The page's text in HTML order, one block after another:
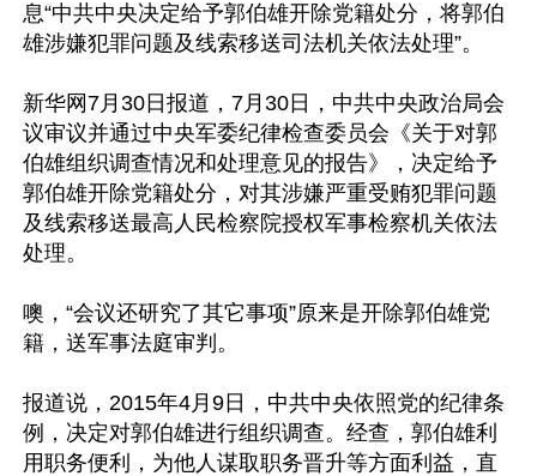
息“中共中央决定给予郭伯雄开除党籍处分，将郭伯
雄涉嫌犯罪问题及线索移送司法机关依法处理”。
新华网7月30日报道，7月30日，中共中央政治局会
议审议并通过中央军委纪律检查委员会《关于对郭
伯雄组织调查情况和处理意见的报告》，决定给予
郭伯雄开除党籍处分，对其涉嫌严重受贿犯罪问题
及线索移送最高人民检察院授权军事检察机关依法
处理。
噢，“会议还研究了其它事项”原来是开除郭伯雄党
籍，送军事法庭审判。
报道说，2015年4月9日，中共中央依照党的纪律条
例，决定对郭伯雄进行组织调查。经查，郭伯雄利
用职务便利，为他人谋取职务晋升等方面利益，直